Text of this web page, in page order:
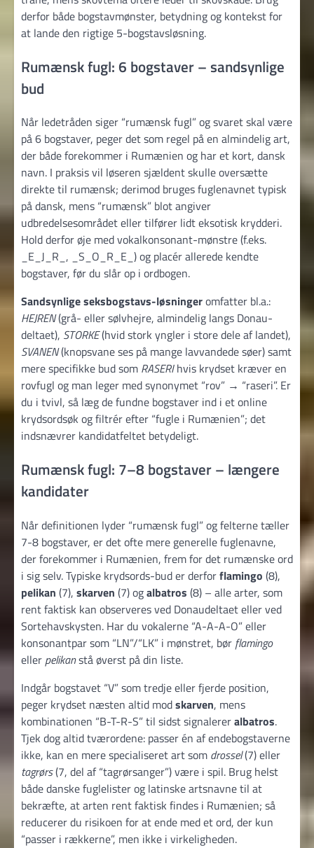
derfor både bogstavmønster, betydning og kontekst for
at lande den rigtige 5-bogstavsløsning.
Rumænsk fugl: 6 bogstaver – sandsynlige
bud
Når ledetråden siger “rumænsk fugl” og svaret skal være
på 6 bogstaver, peger det som regel på en almindelig art,
der både forekommer i Rumænien og har et kort, dansk
navn. I praksis vil løseren sjældent skulle oversætte
direkte til rumænsk; derimod bruges fugle­navnet typisk
på dansk, mens “rumænsk” blot angiver
udbredelsesområdet eller tilfører lidt eksotisk krydderi.
Hold derfor øje med vokal­konsonant-mønstre (f.eks.
_E_J_R_, _S_O_R_E_) og placér allerede kendte
bogstaver, før du slår op i ordbogen.
Sandsynlige seksbogstavs-løsningeromfatter bl.a.:
HEJREN(grå- eller sølvhejre, almindelig langs Donau-
deltaet), STORKE(hvid stork yngler i store dele af landet),
SVANEN(knopsvane ses på mange lavvandede søer) samt
mere specifikke bud som RASERIhvis krydset kræver en
rovfugl og man leger med synonymet “rov” → “raseri”. Er
du i tvivl, så læg de fundne bogstaver ind i et online
krydsord­søk og filtrér efter “fugle i Rumænien”; det
indsnævrer kandidatfeltet betydeligt.
Rumænsk fugl: 7–8 bogstaver – længere
kandidater
Når definitionen lyder “rumænsk fugl” og felterne tæller
7-8 bogstaver, er det ofte mere generelle fuglenavne,
der forekommer i Rumænien, frem for det rumænske ord
i sig selv. Typiske krydsords-bud er derforflamingo (8),
pelikan (7), skarven (7) ogalbatros (8) – alle arter, som
rent faktisk kan observeres ved Donaudeltaet eller ved
Sortehavskysten. Har du vokalerne “A-A-A-O” eller
konsonantpar som “LN”/“LK” i mønstret, bør flamingo
eller pelikanstå øverst på din liste.
Indgår bogstavet “V” som tredje eller fjerde position,
peger krydset næsten altid modskarven, mens
kombinationen “B-T-R-S” til sidst signalereralbatros.
Tjek dog altid tværordene: passer én af endebogstaverne
ikke, kan en mere specialiseret art som drossel(7) eller
tagrørs(7, del af “tagrørsanger”) være i spil. Brug helst
både danske fuglelister og latinske artsnavne til at
bekræfte, at arten rent faktisk findes i Rumænien; så
reducerer du risikoen for at ende med et ord, der kun
“passer i rækkerne”, men ikke i virkeligheden.